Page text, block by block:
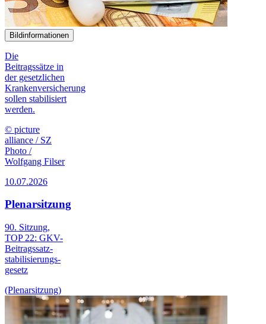
Bildinformationen
Die
Beitragssätze in
der gesetzlichen
Krankenversicherung
sollen stabilisiert
werden.
© picture
alliance / SZ
Photo /
Wolfgang Filser
10.07.2026
Plenarsitzung
90. Sitzung,
TOP 22: GKV-
Beitrags­satz­
stabilisierungs­
gesetz
(Plenarsitzung)